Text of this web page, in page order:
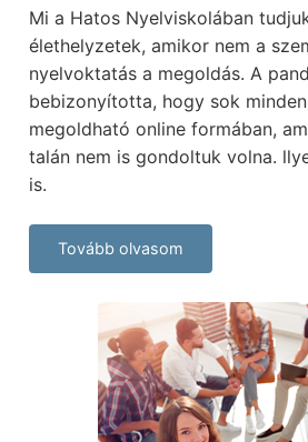
Mi a Hatos Nyelviskolában
élethelyzetek, amikor nem a
nyelvoktatás a megoldás. A
bebizonyította, hogy sok
megoldható online formában,
talán nem is gondoltuk volna.
is.
Tovább olvasom